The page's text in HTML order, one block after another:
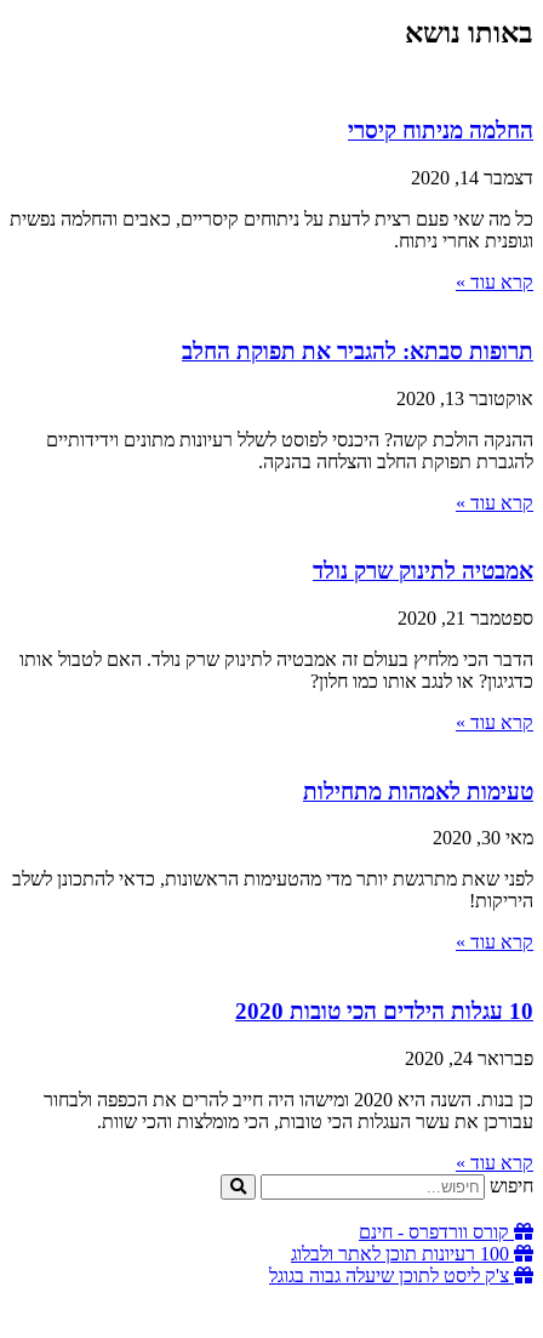
באותו נושא
החלמה מניתוח קיסרי
דצמבר 14, 2020
כל מה שאי פעם רצית לדעת על ניתוחים קיסריים, כאבים והחלמה נפשית
וגופנית אחרי ניתוח.
קרא עוד »
תרופות סבתא: להגביר את תפוקת החלב
אוקטובר 13, 2020
ההנקה הולכת קשה? היכנסי לפוסט לשלל רעיונות מתונים וידידותיים
להגברת תפוקת החלב והצלחה בהנקה.
קרא עוד »
אמבטיה לתינוק שרק נולד
ספטמבר 21, 2020
הדבר הכי מלחיץ בעולם זה אמבטיה לתינוק שרק נולד. האם לטבול אותו
כדגיגון? או לנגב אותו כמו חלון?
קרא עוד »
טעימות לאמהות מתחילות
מאי 30, 2020
לפני שאת מתרגשת יותר מדי מהטעימות הראשונות, כדאי להתכונן לשלב
היריקות!
קרא עוד »
10 עגלות הילדים הכי טובות 2020
פברואר 24, 2020
כן בנות. השנה היא 2020 ומישהו היה חייב להרים את הכפפה ולבחור
עבורכן את עשר העגלות הכי טובות, הכי מומלצות והכי שוות.
קרא עוד »
חיפוש
קורס וורדפרס - חינם
100 רעיונות תוכן לאתר ולבלוג
צ'ק ליסט לתוכן שיעלה גבוה בגוגל